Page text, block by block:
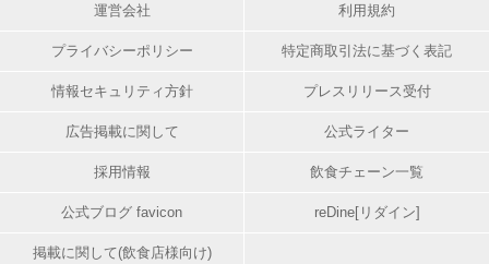
運営会社 利用規約
プライバシーポリシー 特定商取引法に基づく表記
情報セキュリティ方針 プレスリリース受付
広告掲載に関して 公式ライター
採用情報 飲食チェーン一覧
公式ブログ favicon reDine[リダイン]
掲載に関して(飲食店様向け)